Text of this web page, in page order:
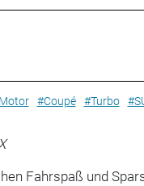
#Coupé #Turbo
Fahrspaß und